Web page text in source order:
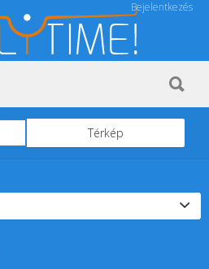
Bejelentkezés
Térkép